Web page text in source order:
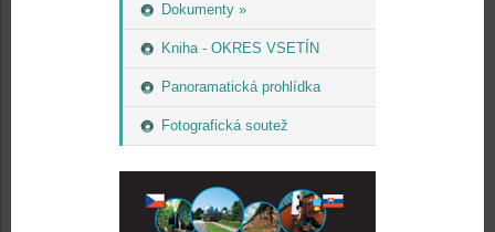
Dokumenty »
Kniha - OKRES VSETÍN
Panoramatická prohlídka
Fotografická soutež